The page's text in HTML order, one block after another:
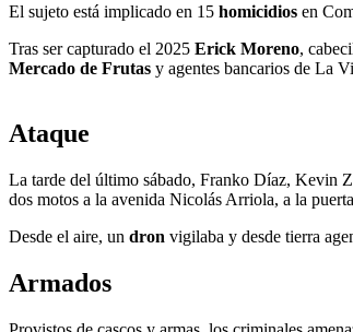
El sujeto está implicado en 15 homicidios en
Tras ser capturado el 2025 Erick Moreno,
Mercado de Frutas y agentes bancarios de La
Ataque
La tarde del último sábado, Franko Díaz, Kevin
dos motos a la avenida Nicolás Arriola, a la
Desde el aire, un dron vigilaba y desde tierra
Armados